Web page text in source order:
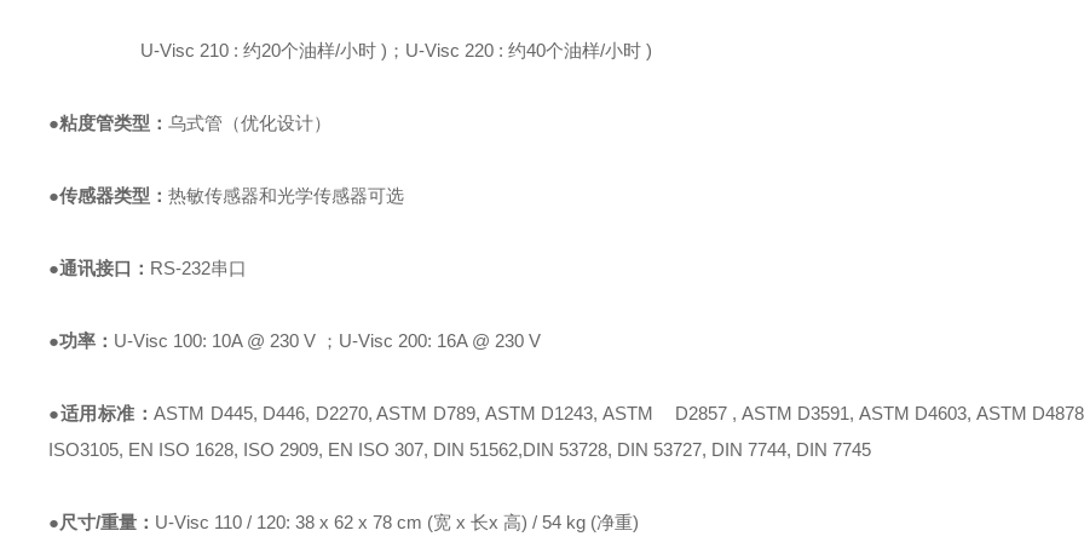
U-Visc 210 : 约20个油样/小时 )； U-Visc 220 : 约40个油样/小时 )
●粘度管类型：乌式管（优化设计）
●传感器类型：热敏传感器和光学传感器可选
●通讯接口： RS-232串口
●功率： U-Visc 100: 10A @ 230 V ；U-Visc 200: 16A @ 230 V
●适用标准：ASTM D445, D446, D2270, ASTM D789, ASTM D1243, ASTM D2857 , ASTM D3591, ASTM D4603, ASTM
ISO3105, EN ISO 1628, ISO 2909, EN ISO 307, DIN 51562,DIN 53728, DIN 53727, DIN 7744, DIN 7745
●尺寸/重量： U-Visc 110 / 120: 38 x 62 x 78 cm (宽 x 长x 高) / 54 kg (净重)